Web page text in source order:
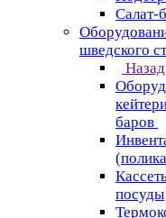
Салат-
шведского
Назад
баров
посуды